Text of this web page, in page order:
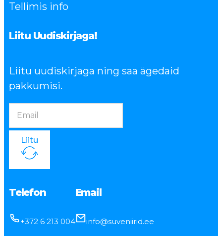
Tellimis info
Liitu Uudiskirjaga!
Liitu uudiskirjaga ning saa ägedaid
pakkumisi.
Liitu
Telefon
+372 6 213 004
Email
info@suveniirid.ee